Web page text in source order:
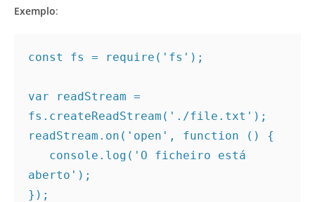
Exemplo:
const fs = require('fs');
var readStream =
fs.createReadStream('./file.txt');
readStream.on('open', function () {
aberto');
});